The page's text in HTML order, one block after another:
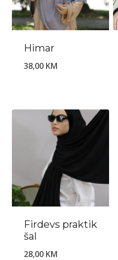
Himar
38,00 KM
Firdevs praktik
šal
28,00 KM